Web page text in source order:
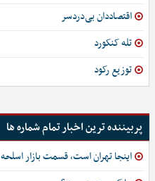
اقتصاددان بی‌دردسر
تله کنکورد
توزیع رکود
پربیننده ترین اخبار تمام شماره ها
اینجا تهران است، قسمت بازار اسلحه